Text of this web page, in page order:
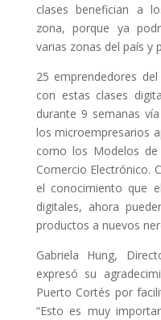
clases benefician a
zona, porque ya
varias zonas del país y
25 emprendedores
con estas clases
durante 9 semanas
los microempresarios
como los Modelos
Comercio Electrónico.
el conocimiento que
digitales, ahora
productos a nuevos
Gabriela Hung,
expresó su
Puerto Cortés por
“Esto es muy